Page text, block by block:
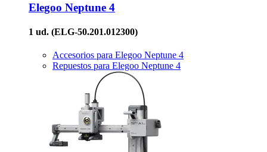
Elegoo Neptune 4
1 ud. (ELG-50.201.012300)
Accesorios para Elegoo Neptune 4
Repuestos para Elegoo Neptune 4